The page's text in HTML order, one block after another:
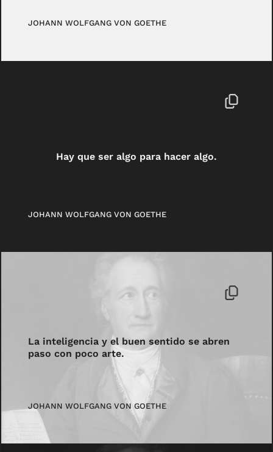
JOHANN WOLFGANG VON GOETHE
Hay que ser algo para hacer algo.
JOHANN WOLFGANG VON GOETHE
La inteligencia y el buen sentido se abren
paso con poco arte.
JOHANN WOLFGANG VON GOETHE